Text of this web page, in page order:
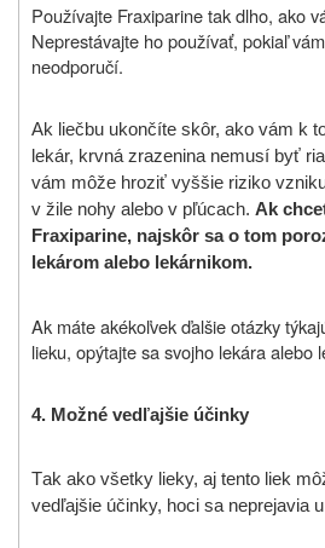
Používajte Fraxiparine tak dlho, ako
Neprestávajte ho používať, pokiaľ
neodporučí.
Ak liečbu ukončíte skôr, ako vám k
lekár, krvná zrazenina nemusí byť
vám môže hroziť vyššie riziko
v žile nohy alebo v pľúcach. Ak
Fraxiparine, najskôr sa o tom
lekárom alebo lekárnikom.
Ak máte akékoľvek ďalšie otázky
lieku, opýtajte sa svojho lekára alebo
4. Možné vedľajšie účinky
Tak ako všetky lieky, aj tento liek
vedľajšie účinky, hoci sa neprejavia